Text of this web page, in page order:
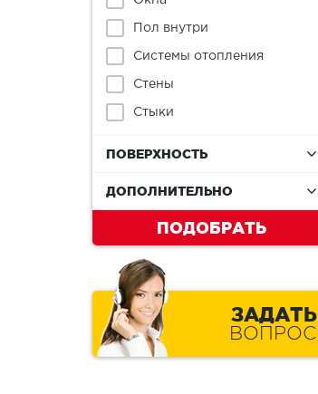
Пол внутри
Системы отопления
Стены
Стыки
ПОВЕРХНОСТЬ
ДОПОЛНИТЕЛЬНО
ПОДОБРАТЬ
ЗАДАТЬ
ВОПРОС